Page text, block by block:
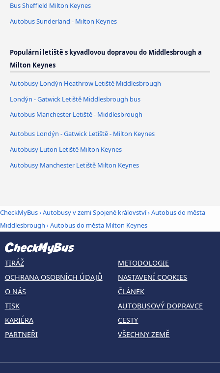
Bus Sheffield Milton Keynes
Autobus Sunderland - Milton Keynes
Populární letiště s kyvadlovou dopravou do Middlesbrough a
Milton Keynes
Autobusy Londýn Heathrow Letiště Middlesbrough
Londýn - Gatwick Letiště Middlesbrough bus
Autobus Manchester Letiště - Middlesbrough
Autobus Londýn - Gatwick Letiště - Milton Keynes
Autobusy Luton Letiště Milton Keynes
Autobusy Manchester Letiště Milton Keynes
CheckMyBus›Autobusy v zemi Spojené království›Autobus do města
Middlesbrough ›Autobus do města Milton Keynes
TIRÁŽ
OCHRANA OSOBNÍCH ÚDAJŮ
O NÁS
TISK
KARIÉRA
PARTNEŘI
METODOLOGIE
NASTAVENÍ COOKIES
ČLÁNEK
AUTOBUSOVÝ DOPRAVCE
CESTY
VŠECHNY ZEMĚ